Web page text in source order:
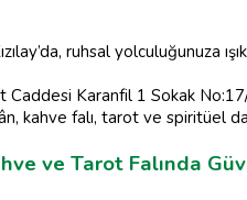
ruhsal yolculuğunuza
Caddesi Karanfil 1 Sokak
kahve falı, tarot ve spiritüel
ve Tarot Falında